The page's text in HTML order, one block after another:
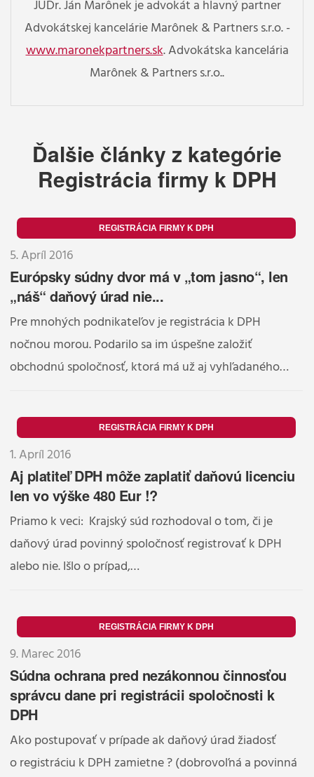
JUDr. Ján Marônek je advokát a hlavný partner
Advokátskej kancelárie Marônek & Partners s.r.o. -
www.maronekpartners.sk. Advokátska kancelária
Marônek & Partners s.r.o..
Ďalšie články z kategórie
Registrácia firmy k DPH
REGISTRÁCIA FIRMY K DPH
5. Apríl 2016
Európsky súdny dvor má v „tom jasno“, len
„náš“ daňový úrad nie...
Pre mnohých podnikateľov je registrácia k DPH
nočnou morou. Podarilo sa im úspešne založiť
obchodnú spoločnosť, ktorá má už aj vyhľadaného…
REGISTRÁCIA FIRMY K DPH
1. Apríl 2016
Aj platiteľ DPH môže zaplatiť daňovú licenciu
len vo výške 480 Eur !?
Priamo k veci: Krajský súd rozhodoval o tom, či je
daňový úrad povinný spoločnosť registrovať k DPH
alebo nie. Išlo o prípad,…
REGISTRÁCIA FIRMY K DPH
9. Marec 2016
Súdna ochrana pred nezákonnou činnosťou
správcu dane pri registrácii spoločnosti k
DPH
Ako postupovať v prípade ak daňový úrad žiadosť
o registráciu k DPH zamietne ? (dobrovoľná a povinná